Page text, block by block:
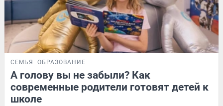
СЕМЬЯ ОБРАЗОВАНИЕ
А голову вы не забыли? Как
современные родители готовят детей к
школе